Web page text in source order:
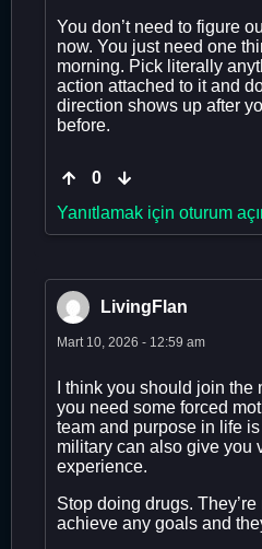
You don’t need to figure
now. You just need one
morning. Pick literally
action attached to it and
direction shows up after
before.
0
Yanıtlamak için oturum
LivingFlan
Mart 10, 2026 - 12:59 am
I think you should join
you need some forced
team and purpose in life
military can also give you
experience.
Stop doing drugs.
achieve any goals and